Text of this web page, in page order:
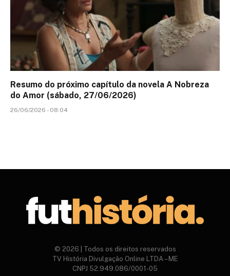
Resumo do próximo capítulo da novela A Nobreza
do Amor (sábado, 27/06/2026)
26/06/2026 - 08:04
© 2026 | Todos os direitos reservados
TV História Divulgação Online LTDA – ME
CNPJ 52.949.086/0001-05